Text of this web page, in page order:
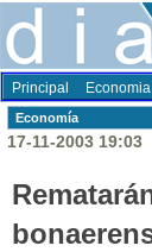
Principal Economia
Economí­a
17-11-2003 19:03